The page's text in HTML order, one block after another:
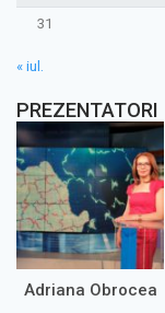
31
« iul.
PREZENTATORI
Adriana Obrocea